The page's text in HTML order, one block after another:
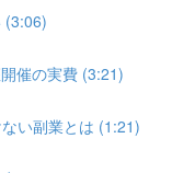
(3:06)
催の実費 (3:21)
い副業とは (1:21)